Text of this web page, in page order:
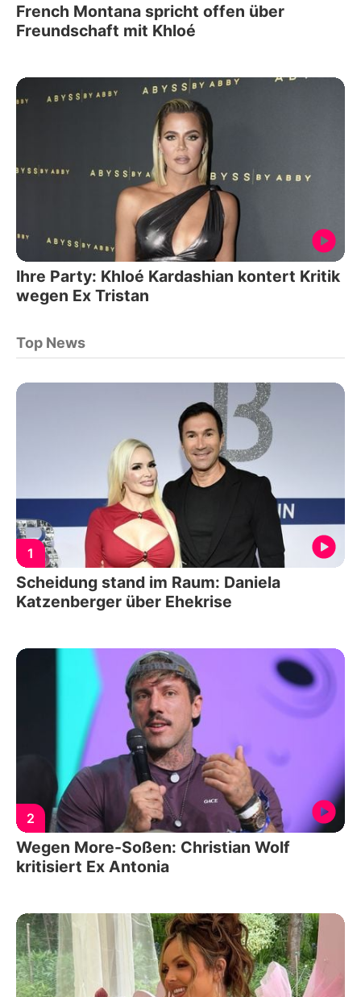
French Montana spricht offen über
Freundschaft mit Khloé
Ihre Party: Khloé Kardashian kontert Kritik
wegen Ex Tristan
Top News
1
Scheidung stand im Raum: Daniela
Katzenberger über Ehekrise
2
Wegen More-Soßen: Christian Wolf
kritisiert Ex Antonia